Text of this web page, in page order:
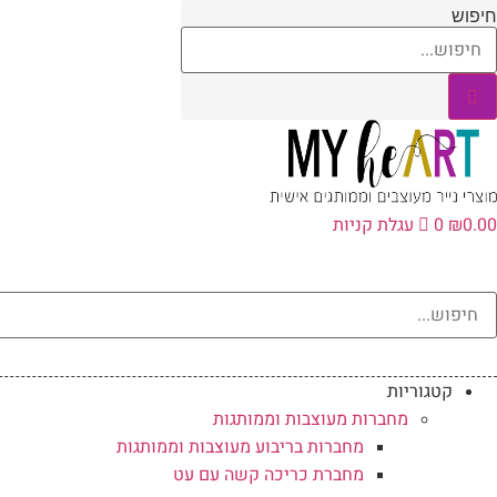
דלג
לתוכן
חיפוש
₪0.00
0 עגלת קניות
קטגוריות
מחברות מעוצבות וממותגות
מחברות בריבוע מעוצבות וממותגות
מחברת כריכה קשה עם עט